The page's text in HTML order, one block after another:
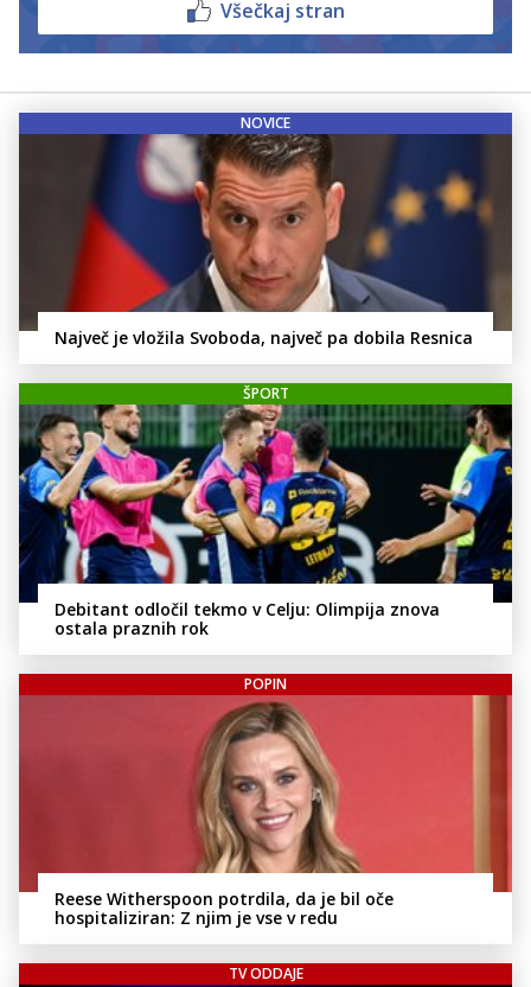
Všečkaj stran
NOVICE
Največ je vložila Svoboda, največ pa dobila Resnica
ŠPORT
Debitant odločil tekmo v Celju: Olimpija znova
ostala praznih rok
POPIN
Reese Witherspoon potrdila, da je bil oče
hospitaliziran: Z njim je vse v redu
TV ODDAJE